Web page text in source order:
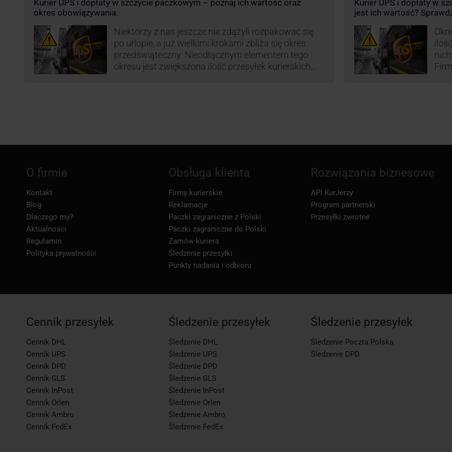
terminowość i jakość dostaw.
Kurier UPS i dopłaty w szczycie paczkowym – poznaj ich wartość oraz
okres obowiązywania.
Niektórzy z nas jeszcze nie zdążyli rozpakować się
po urlopie, a już wielkimi krokami zbliża się okres
przedświąteczny. Nieodłącznym elementem tego
okresu jest zwiększona ilość przesyłek kurierskich,
Kurier UPS i dopłaty w
jest ich wartość?
O firmie
Kontakt
Blog
Dlaczego my?
Aktualności
Regulamin
Polityka prywatności
Obsługa klienta
Firmy kurierskie
Reklamacje
Paczki zagraniczne z Polski
Paczki zagraniczne do Polski
Zamów kuriera
Śledzenie przesyłki
Punkty nadania i odbioru
Rozwiązania biznesowe
API KurJerzy
Program partnerski
Przesyłki zwrotne
Cennik przesyłek
Cennik DHL
Cennik UPS
Cennik DPD
Cennik GLS
Cennik InPost
Cennik Orlen
Cennik Ambro
Cennik FedEx
Śledzenie przesyłek
Śledzenie DHL
Śledzenie UPS
Śledzenie DPD
Śledzenie GLS
Śledzenie InPost
Śledzenie Orlen
Śledzenie Ambro
Śledzenie FedEx
Śledzenie przesyłek
Śledzenie Poczta Polska
Śledzenie DPD